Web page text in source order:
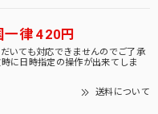
一律 420円
いても対応できませんのでご了承
に日時指定の操作が出来てしま
送料について